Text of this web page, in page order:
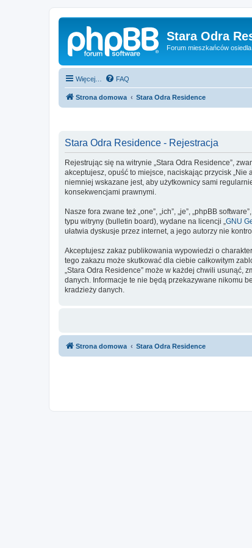
Stara Odra
Forum mieszkańców
Więcej… FAQ
Strona domowa Stara Odra Residence
Stara Odra Residence - Rejestracja
Rejestrując się na witrynie „Stara Odra Residence”,
akceptujesz, opuść to miejsce, naciskając przycisk
niemniej wskazane jest, aby użytkownicy sami
konsekwencjami prawnymi.
Nasze fora zwane też „one”, „ich”, „je”, „phpBB
typu witryny (bulletin board), wydane na licencji „GNU
ułatwia dyskusje przez internet, a jego autorzy nie
Akceptujesz zakaz publikowania wypowiedzi o
tego zakazu może skutkować dla ciebie całkowitym
„Stara Odra Residence” może w każdej chwili usunąć,
danych. Informacje te nie będą przekazywane nikomu
kradzieży danych.
Strona domowa Stara Odra Residence